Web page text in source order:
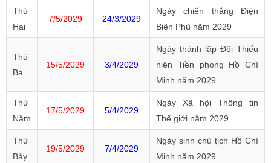
Thứ
Hai
7/5/2029 24/3/2029
Ngày chiến thắng Điện
Biên Phủ năm 2029
Thứ
Ba
15/5/2029 3/4/2029
Ngày thành lập Đội Thiếu
niên Tiền phong Hồ Chí
Minh năm 2029
Thứ
Năm
17/5/2029 5/4/2029
Ngày Xã hội Thông tin
Thế giới năm 2029
Thứ
Bảy
19/5/2029 7/4/2029
Ngày sinh chủ tịch Hồ Chí
Minh năm 2029